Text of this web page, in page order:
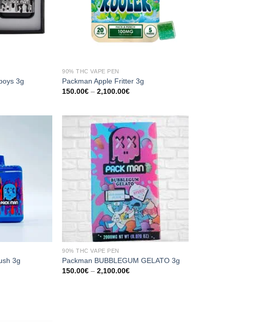
3g
90% THC VAPE PEN
Packman Apple Fritter 3g
150.00€ –2,100.00€Preisspanne:
3g
90% THC VAPE PEN
Packman BUBBLEGUM GELATO 3g
150.00€ –2,100.00€Preisspanne: